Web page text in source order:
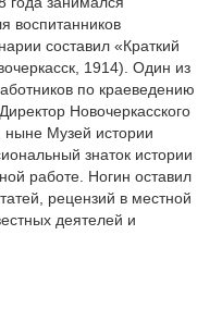
воспитанников
составил «Краткий
1914). Один из
по краеведению
Hовочеpкасского
ныне Музей истории
знаток истории
работе. Ногин оставил
рецензий в местной
деятелей и